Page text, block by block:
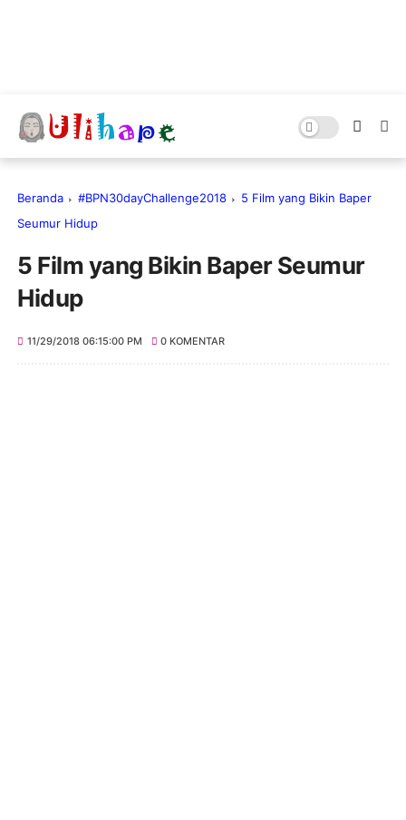
Beranda #BPN30dayChallenge2018
5 Film yang Bikin Baper
Seumur Hidup
5 Film yang Bikin Baper Seumur
Hidup
11/29/2018 06:15:00 PM 0 KOMENTAR